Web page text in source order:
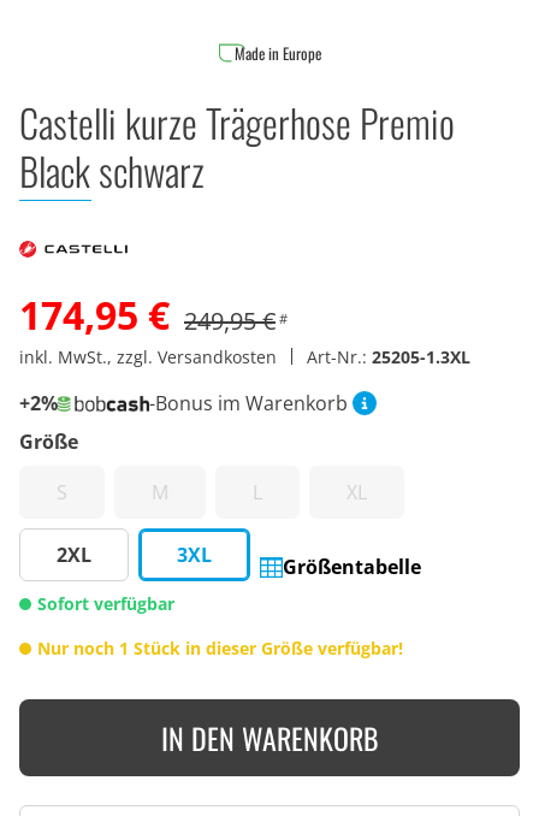
Made in Europe
Castelli kurze Trägerhose Premio
Black schwarz
174,95 € 249,95 € #
inkl. MwSt., zzgl. Versandkosten Art-Nr.: 25205-1.3XL
+2%
-Bonus im Warenkorb
Größe
S
M L XL
2XL 3XL Größentabelle
Sofort verfügbar
Nur noch 1 Stück in dieser Größe verfügbar!
IN DEN WARENKORB